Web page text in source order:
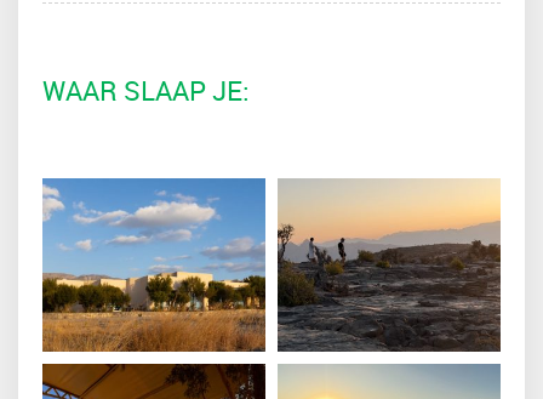
WAAR SLAAP JE: